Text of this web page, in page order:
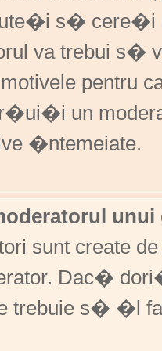
s�
va trebui
motivele
un
�ntemeiate.
sunt create
Dac�
trebuie s� �l